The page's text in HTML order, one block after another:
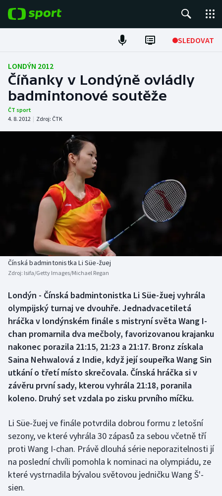
SLEDOVAT
Fotbal
Hokej
Tenis
Atletika
DALŠÍ SPORTY
Americký fotbal
Baseball a softbal
Basketbal
Biatlon
Boby a skeleton
Box
Curling
Dostihy
Florbal
Futsal
Golf
Gymnastika
Házená
NEPŘEHLÉDNĚTE
Soutěže
Historické návraty
Aplikace ČT sport
AZ kvíz
LONDÝN 2012
Číňanky v Londýně ovládly
badmintonové soutěže
ČT sport
4. 8. 2012 | Zdroj: ČTK
Čínská badmintonistka Li Süe-žuej
Zdroj: Isifa/Getty Images/Michael Regan
Londýn - Čínská badmintonistka Li Süe-žuej vyhrála
olympijský turnaj ve dvouhře. Jednadvacetiletá
hráčka v londýnském finále s mistryní světa Wang I-
chan promarnila dva mečboly, favorizovanou krajanku
nakonec porazila 21:15, 21:23 a 21:17. Bronz získala
Saina Nehwalová z Indie, když její soupeřka Wang Sin
utkání o třetí místo skrečovala. Čínská hráčka si v
závěru první sady, kterou vyhrála 21:18, poranila
koleno. Druhý set vzdala po zisku prvního míčku.
Li Süe-žuej ve finále potvrdila dobrou formu z letošní
sezony, ve které vyhrála 30 zápasů za sebou včetně tří
proti Wang I-chan. Právě dlouhá série neporazitelnosti jí
na poslední chvíli pomohla k nominaci na olympiádu, ze
které vystrnadila bývalou světovou jedničku Wang Š'-
sien.